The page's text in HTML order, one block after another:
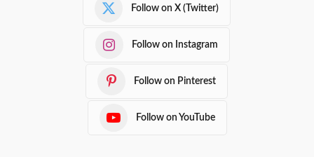
Follow on X (Twitter)
Follow on Instagram
Follow on Pinterest
Follow on YouTube